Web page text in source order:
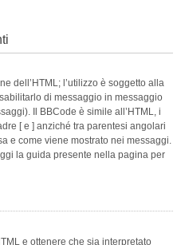
dell’HTML; l’utilizzo è soggetto alla
di messaggio in messaggio
Il BBCode è simile all’HTML, i
[ e ] anziché tra parentesi angolari
e come viene mostrato nei messaggi.
la guida presente nella pagina per
e ottenere che sia interpretato